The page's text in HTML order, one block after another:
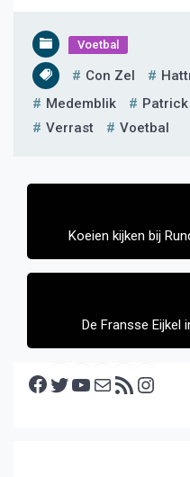
Voetbal
Con Zel
Medemblik
Verrast
Voetbal
Bericht
Koeien kijken bij
De Fransse Eijkel
Facebook Twitter YouTube E-mail RSS feed